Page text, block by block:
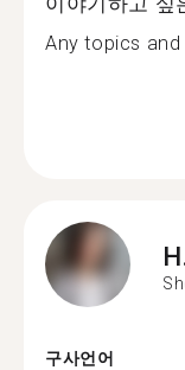
Any topics
구사언어